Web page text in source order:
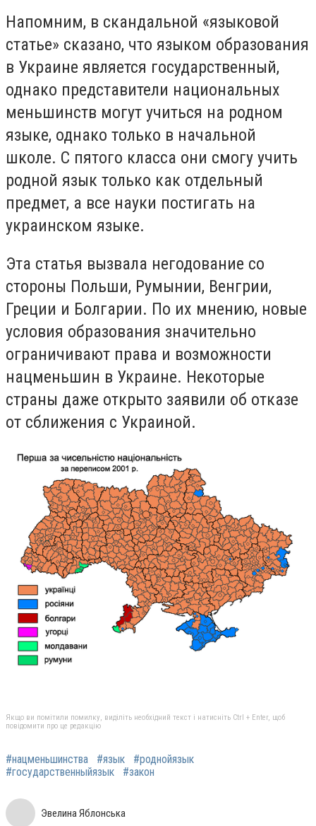
Напомним, в скандальной «языковой
статье» сказано, что языком образования
в Украине является государственный,
однако представители национальных
меньшинств могут учиться на родном
языке, однако только в начальной
школе. С пятого класса они смогу учить
родной язык только как отдельный
предмет, а все науки постигать на
украинском языке.
Эта статья вызвала негодование со
стороны Польши, Румынии, Венгрии,
Греции и Болгарии. По их мнению, новые
условия образования значительно
ограничивают права и возможности
нацменьшин в Украине. Некоторые
страны даже открыто заявили об отказе
от сближения с Украиной.
Якщо ви помітили помилку, виділіть необхідний текст і натисніть Ctrl + Enter, щоб
повідомити про це редакцію
#нацменьшинства #язык
#роднойязык
#государственныйязык
#закон
Эвелина Яблонська